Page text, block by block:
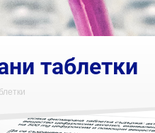
таблетки